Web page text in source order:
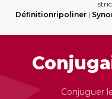
Définitionripoliner|
Conjuguer